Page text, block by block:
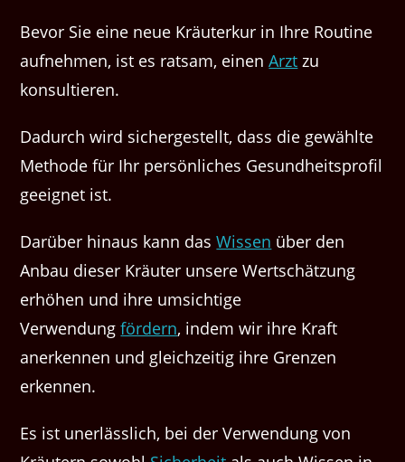
Bevor Sie eine neue Kräuterkur in Ihre Routine
aufnehmen, ist es ratsam, einenArzt zu
konsultieren.
Dadurch wird sichergestellt, dass die gewählte
Methode für Ihr persönliches Gesundheitsprofil
geeignet ist.
Darüber hinaus kann dasWissen über den
Anbau dieser Kräuter unsere Wertschätzung
erhöhen und ihre umsichtige
Verwendungfördern, indem wir ihre Kraft
anerkennen und gleichzeitig ihre Grenzen
erkennen.
Es ist unerlässlich, bei der Verwendung von